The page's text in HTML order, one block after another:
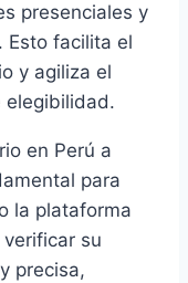
presenciales y
Esto facilita el
y agiliza el
elegibilidad.
en Perú a
para
la plataforma
su
precisa,